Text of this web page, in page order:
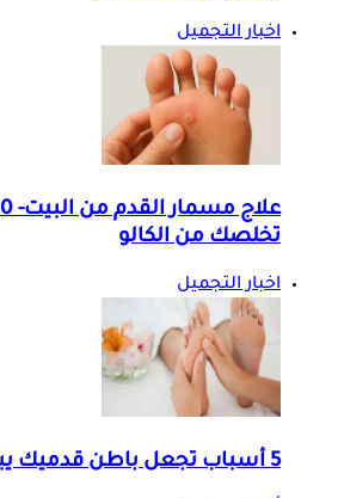
اخبار التجميل
تخلصك من الكالو
اخبار التجميل
5 أسباب تجعل باطن قدميك يبدو أصفر اللون